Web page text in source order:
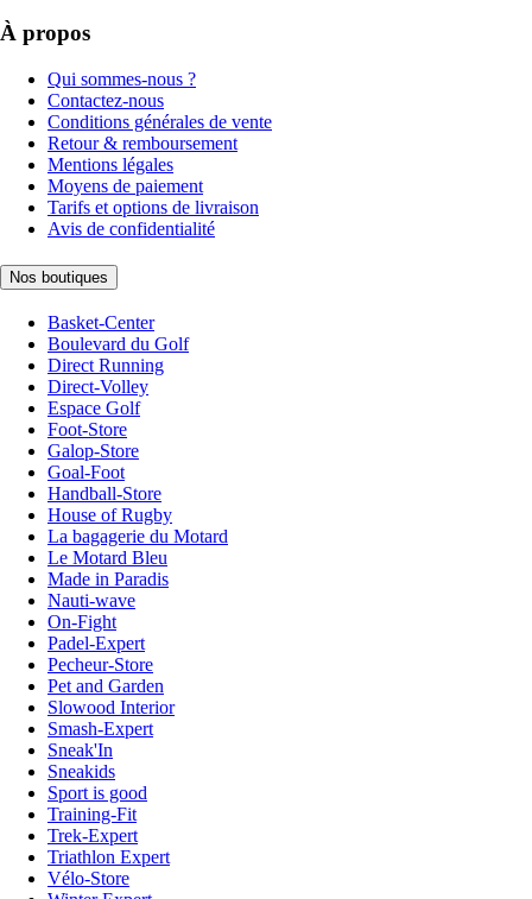
À propos
Qui sommes-nous ?
Contactez-nous
Conditions générales de vente
Retour & remboursement
Mentions légales
Moyens de paiement
Tarifs et options de livraison
Avis de confidentialité
Nos boutiques
Basket-Center
Boulevard du Golf
Direct Running
Direct-Volley
Espace Golf
Foot-Store
Galop-Store
Goal-Foot
Handball-Store
House of Rugby
La bagagerie du Motard
Le Motard Bleu
Made in Paradis
Nauti-wave
On-Fight
Padel-Expert
Pecheur-Store
Pet and Garden
Slowood Interior
Smash-Expert
Sneak'In
Sneakids
Sport is good
Training-Fit
Trek-Expert
Triathlon Expert
Vélo-Store